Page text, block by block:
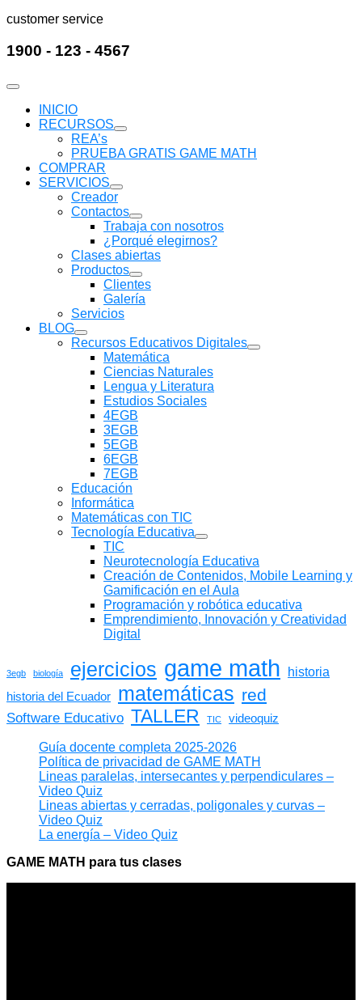
customer service
1900 - 123 - 4567
INICIO
RECURSOS
Mostrar
submenú
REA’s
PRUEBA GRATIS GAME MATH
COMPRAR
SERVICIOS
Mostrar
submenú
Creador
Contactos
Mostrar
submenú
Trabaja con nosotros
¿Porqué elegirnos?
Clases abiertas
Productos
Mostrar
submenú
Clientes
Galería
Servicios
BLOG
Mostrar
submenú
Recursos Educativos Digitales
Mostrar
Matemática
Ciencias Naturales
Lengua y Literatura
Estudios Sociales
4EGB
3EGB
5EGB
6EGB
7EGB
Educación
Informática
Matemáticas con TIC
Tecnología Educativa
Mostrar
submenú
TIC
Neurotecnología Educativa
Creación de Contenidos, Mobile Learning y
Gamificación en el Aula
Programación y robótica educativa
Emprendimiento, Innovación y Creatividad
Digital
3egb biología ejercicios game math historia
historia del Ecuador matemáticas red
Software Educativo TALLER TIC videoquiz
Guía docente completa 2025-2026
Política de privacidad de GAME MATH
Lineas paralelas, intersecantes y perpendiculares –
Video Quiz
Lineas abiertas y cerradas, poligonales y curvas –
Video Quiz
La energía – Video Quiz
GAME MATH para tus clases